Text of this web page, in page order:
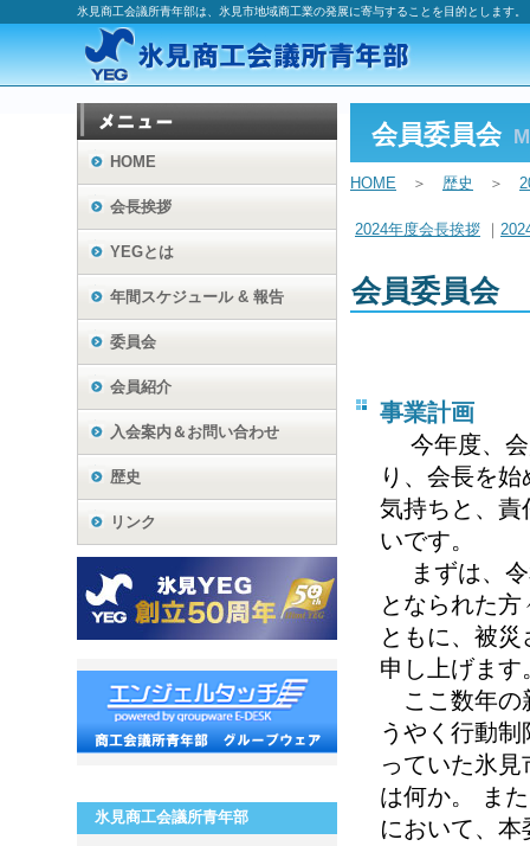
氷見商工会議所青年部は、氷見市地域商工業の発展に寄与することを目的とします。
会員委員会
HOME ＞ 歴史 ＞
2024年度会長挨拶 ｜
会員委員会
事業計画
今年度、会
り、会長を
気持ちと、責
いです。
まずは、令
となられた
ともに、被
申し上げます
ここ数年の
うやく行動
っていた氷
は何か。 ま
において、
HOME
会長挨拶
YEGとは
年間スケジュール & 報告
委員会
会員紹介
入会案内＆お問い合わせ
歴史
リンク
氷見商工会議所青年部